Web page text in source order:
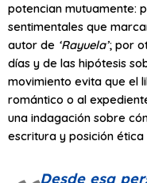
potencian mutuamente:
sentimentales que
autor de ‘Rayuela’; por
días y de las hipótesis
movimiento evita que el
romántico o al
una indagación sobre
escritura y posición ética
Desde esa